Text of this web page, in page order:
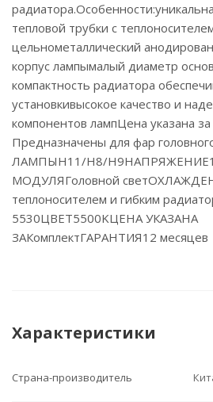
тепловой трубки с
цельнометаллический
корпус лампымалый диаметр
компактность радиатора
установкивысокое качество и
компонентов лампЦена указана за
Предназначены для фар
ЛАМПЫH11/H8/
МОДУЛЯГоловной
теплоносителем и гибким
5530ЦВЕТ5500KЦЕНА УКАЗАНА
ЗАКомплектГАРАНТИЯ12 месяцев
Характеристики
Страна-производитель